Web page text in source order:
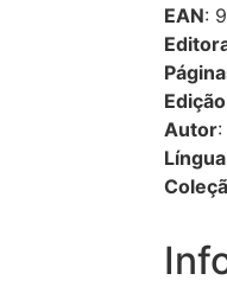
EAN:
Edição
Autor